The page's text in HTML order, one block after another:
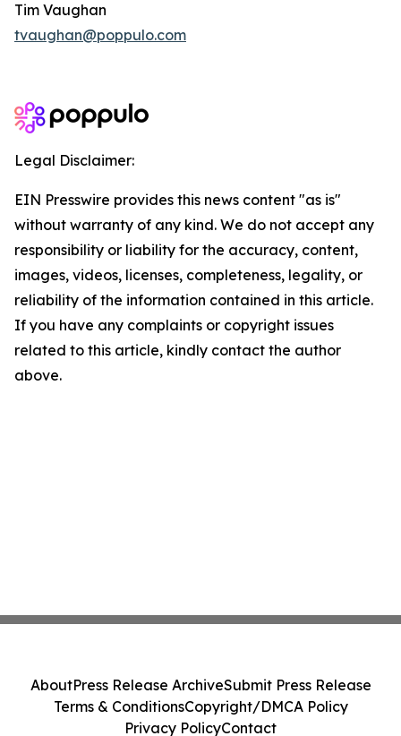
Tim Vaughan
tvaughan@poppulo.com
Legal Disclaimer:
EIN Presswire provides this news content "as is"
without warranty of any kind. We do not accept any
responsibility or liability for the accuracy, content,
images, videos, licenses, completeness, legality, or
reliability of the information contained in this article.
If you have any complaints or copyright issues
related to this article, kindly contact the author
above.
AboutPress Release ArchiveSubmit Press Release
Terms & ConditionsCopyright/DMCA Policy
Privacy PolicyContact